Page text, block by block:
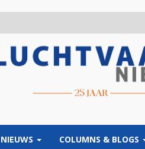
NIEUWS COLUMNS & BLOGS